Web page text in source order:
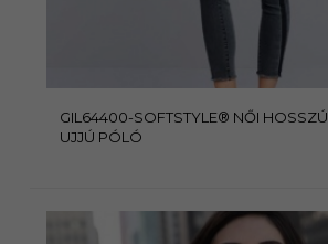
GIL64400-SOFTSTYLE® NŐI HOSSZÚ
UJJÚ PÓLÓ